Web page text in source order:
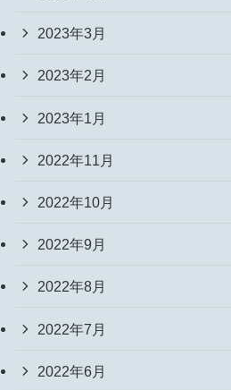
2023年3月
2023年2月
2023年1月
2022年11月
2022年10月
2022年9月
2022年8月
2022年7月
2022年6月